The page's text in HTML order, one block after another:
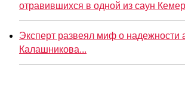
отравившихся в одной из саун
Эксперт развеял миф о надежности
Калашникова...